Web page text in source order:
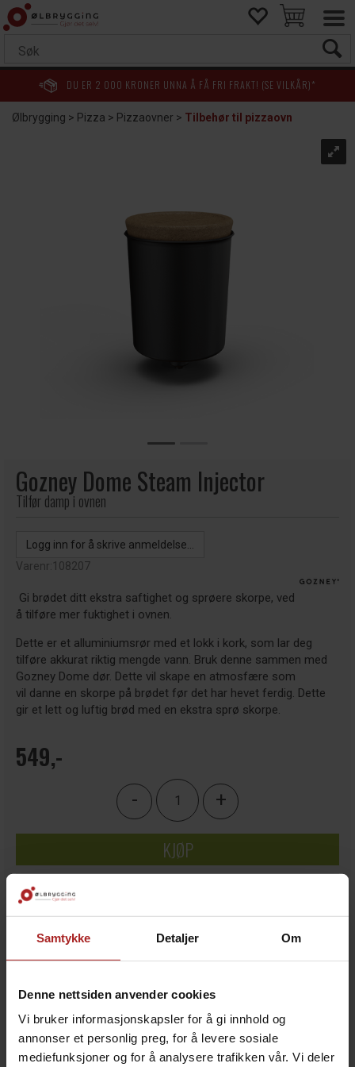
Samtykke Detaljer Om
Denne nettsiden anvender cookies
Vi bruker informasjonskapsler for å gi innhold og
annonser et personlig preg, for å levere sosiale
mediefunksjoner og for å analysere trafikken vår. Vi deler
DU ER 2 000 KRONER UNNA Å FÅ FRI FRAKT! (SE VILKÅR)*
Ølbrygging>Pizza>Pizzaovner>Tilbehør til pizzaovn
Gozney Dome Steam Injector
Tilfør damp i ovnen
Logg inn for å skrive anmeldelse...
Varenr:108207
Gi brødet ditt ekstra saftighet og sprøere skorpe, ved
å tilføre mer fuktighet i ovnen.
Dette er et alluminiumsrør med et lokk i kork, som lar deg
tilføre akkurat riktig mengde vann. Bruk denne sammen med
Gozney Dome dør. Dette vil skape en atmosfære som
vil danne en skorpe på brødet før det har hevet ferdig. Dette
gir et lett og luftig brød med en ekstra sprø skorpe.
549,-
- +
KJØP
3 på lager